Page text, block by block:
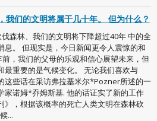
我们的文明将属于几十年。 但为什么？
森林、我们的文明将下降超过40年 中的全
息。 但现实是，今日新闻更令人震惊的和
，我们的父母的乐观和信心展望未来，但
最重要的是气候变化。 无论我们喜欢与
这些话在采访弗拉基米尔*Pozner所述的一
家诺姆*乔姆斯基. 他的话证实了新的工作
》，根据该概率的死亡人类文明在森林砍
...